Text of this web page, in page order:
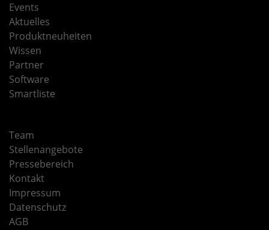
Events
Aktuelles
Produktneuheiten
Wissen
Partner
Software
Smartliste
Team
Stellenangebote
Pressebereich
Kontakt
Impressum
Datenschutz
AGB